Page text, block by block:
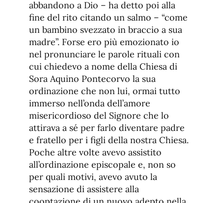
abbandono a Dio – ha detto poi alla
fine del rito citando un salmo – “come
un bambino svezzato in braccio a sua
madre”. Forse ero più emozionato io
nel pronunciare le parole rituali con
cui chiedevo a nome della Chiesa di
Sora Aquino Pontecorvo la sua
ordinazione che non lui, ormai tutto
immerso nell’onda dell’amore
misericordioso del Signore che lo
attirava a sé per farlo diventare padre
e fratello per i figli della nostra Chiesa.
Poche altre volte avevo assistito
all’ordinazione episcopale e, non so
per quali motivi, avevo avuto la
sensazione di assistere alla